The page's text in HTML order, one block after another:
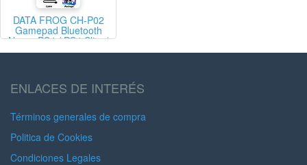
DATA FROG CH-P02
Gamepad Bluetooth
Negro PS4 / PS4 Slim /
PS4 Pro / Windows / Mac
ENLACES DE INTERÉS
Términos generales de compra
Politica de Cookies
Condiciones Legales